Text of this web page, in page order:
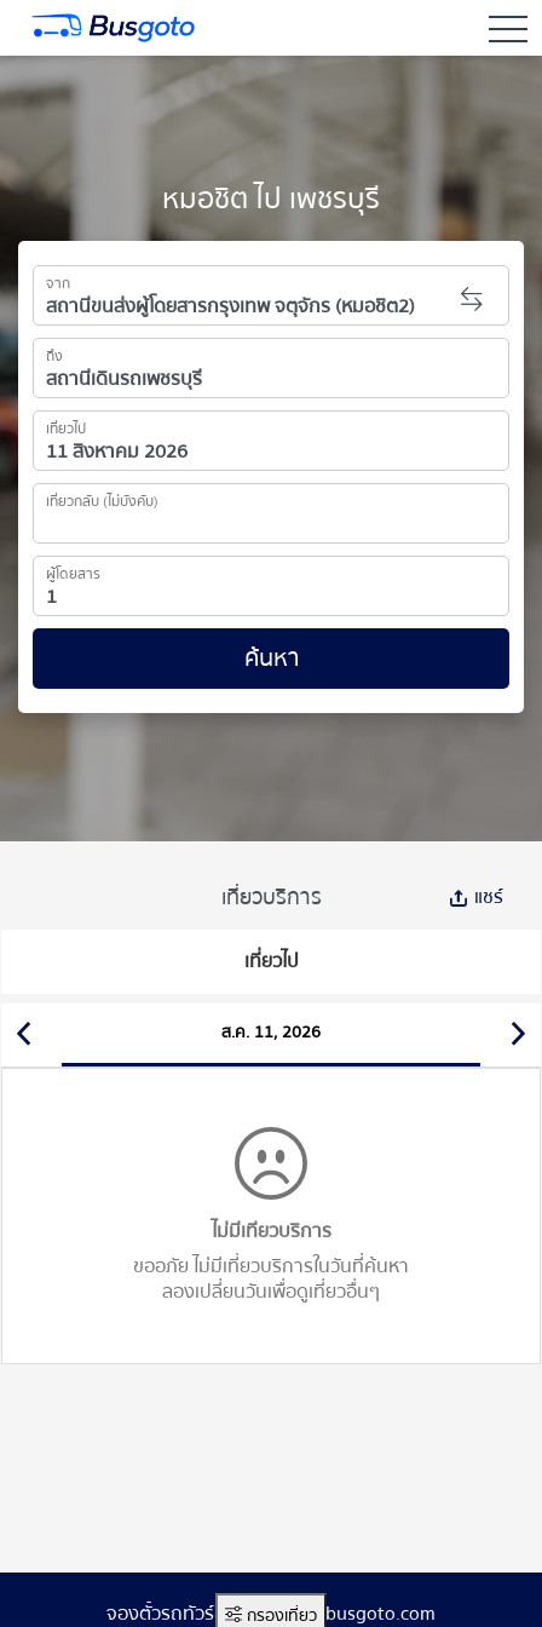
หมอชิต ไป เพชรบุรี
จาก
ถึง
เที่ยวไป
เที่ยวกลับ (ไม่บังคับ)
ผู้โดยสาร
ค้นหา
เที่ยวบริการ แชร์
เที่ยวไป
ส.ค. 11, 2026
ไม่มีเทียวบริการ
ขออภัย ไม่มีเที่ยวบริการในวันที่ค้นหา
ลองเปลี่ยนวันเพื่อดูเที่ยวอื่นๆ
กรองเที่ยว
จองตั๋วรถทัวร์ออนไลน์ www.busgoto.com